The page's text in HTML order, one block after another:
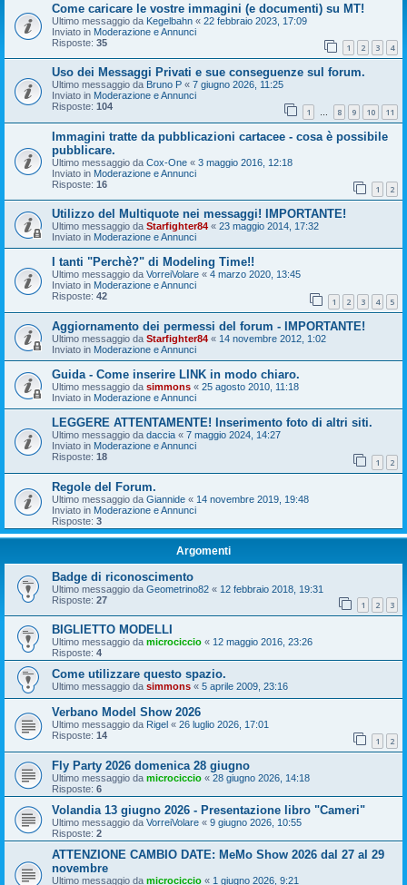
Come caricare le vostre immagini (e documenti) su MT!
Ultimo messaggio da Kegelbahn « 22 febbraio 2023, 17:09
Inviato in Moderazione e Annunci
Risposte: 35 1 2 3 4
Uso dei Messaggi Privati e sue conseguenze sul forum.
Ultimo messaggio da Bruno P « 7 giugno 2026, 11:25
Inviato in Moderazione e Annunci
Risposte: 104 1 … 8 9 10 11
Immagini tratte da pubblicazioni cartacee - cosa è possibile
pubblicare.
Ultimo messaggio da Cox-One « 3 maggio 2016, 12:18
Inviato in Moderazione e Annunci
Risposte: 16 1 2
Utilizzo del Multiquote nei messaggi! IMPORTANTE!
Ultimo messaggio da Starfighter84 « 23 maggio 2014, 17:32
Inviato in Moderazione e Annunci
I tanti "Perchè?" di Modeling Time!!
Ultimo messaggio da VorreiVolare « 4 marzo 2020, 13:45
Inviato in Moderazione e Annunci
Risposte: 42 1 2 3 4 5
Aggiornamento dei permessi del forum - IMPORTANTE!
Ultimo messaggio da Starfighter84 « 14 novembre 2012, 1:02
Inviato in Moderazione e Annunci
Guida - Come inserire LINK in modo chiaro.
Ultimo messaggio da simmons « 25 agosto 2010, 11:18
Inviato in Moderazione e Annunci
LEGGERE ATTENTAMENTE! Inserimento foto di altri siti.
Ultimo messaggio da daccia « 7 maggio 2024, 14:27
Inviato in Moderazione e Annunci
Risposte: 18 1 2
Regole del Forum.
Ultimo messaggio da Giannide « 14 novembre 2019, 19:48
Inviato in Moderazione e Annunci
Risposte: 3
Argomenti
Badge di riconoscimento
Ultimo messaggio da Geometrino82 « 12 febbraio 2018, 19:31
Risposte: 27 1 2 3
BIGLIETTO MODELLI
Ultimo messaggio da microciccio « 12 maggio 2016, 23:26
Risposte: 4
Come utilizzare questo spazio.
Ultimo messaggio da simmons « 5 aprile 2009, 23:16
Verbano Model Show 2026
Ultimo messaggio da Rigel « 26 luglio 2026, 17:01
Risposte: 14 1 2
Fly Party 2026 domenica 28 giugno
Ultimo messaggio da microciccio « 28 giugno 2026, 14:18
Risposte: 6
Volandia 13 giugno 2026 - Presentazione libro "Cameri"
Ultimo messaggio da VorreiVolare « 9 giugno 2026, 10:55
Risposte: 2
ATTENZIONE CAMBIO DATE: MeMo Show 2026 dal 27 al 29
novembre
Ultimo messaggio da microciccio « 1 giugno 2026, 9:21